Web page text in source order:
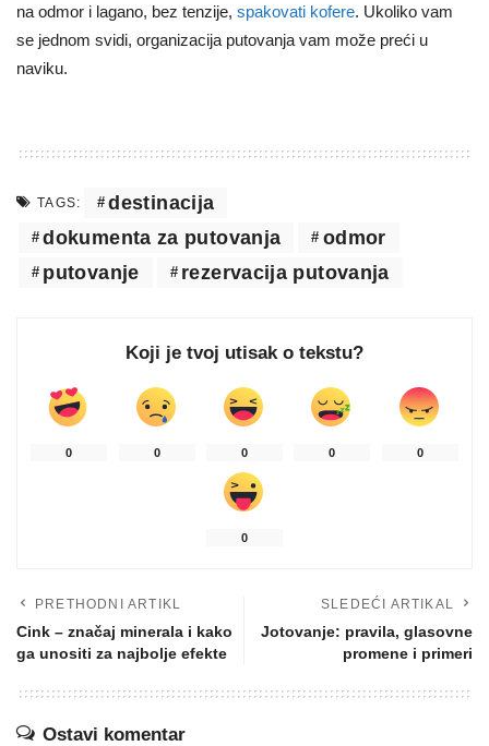
na odmor i lagano, bez tenzije, spakovati kofere. Ukoliko vam
se jednom svidi, organizacija putovanja vam može preći u
naviku.
TAGS:
destinacija
dokumenta za putovanja
odmor
putovanje
rezervacija putovanja
Koji je tvoj utisak o tekstu?
0 0 0 0 0
0
PRETHODNI ARTIKL
Cink – značaj minerala i kako
ga unositi za najbolje efekte
SLEDEĆI ARTIKAL
Jotovanje: pravila, glasovne
promene i primeri
Ostavi komentar